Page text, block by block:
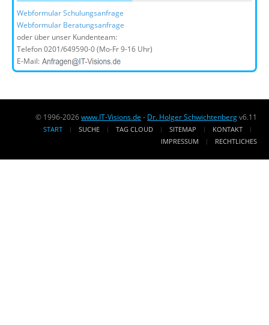
Webformular Schulungsanfrage
Webformular Beratungsanfrage
oder über unser Kundenteam:
Telefon0201/649590-0(Mo-Fr 9-16 Uhr)
E-Mail:
© 1996-2026www.IT-Visions.de - Dr. Holger Schwichtenbergv6.11
START SUCHE TAG CLOUD SITEMAP
KONTAKT
IMPRESSUM
RECHTLICHES